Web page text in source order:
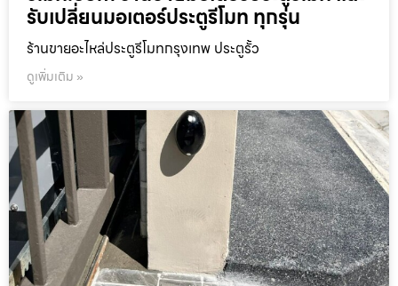
รับเปลี่ยนมอเตอร์ประตูรีโมท ทุกรุ่น
ร้านขายอะไหล่ประตูรีโมทกรุงเทพ ประตูรั้ว
ดูเพิ่มเติม »